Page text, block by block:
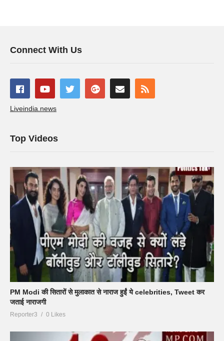
Connect With Us
Liveindia.news
Top Videos
PM Modi की सितारों से मुलाकात से नाराज हुईं ये celebrities, Tweet कर
जताई नाराजगी
Reporter3 0 Likes